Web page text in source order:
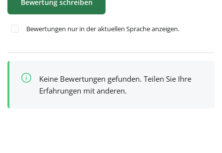
Bewertung schreiben
Bewertungen nur in der aktuellen Sprache anzeigen.
Keine Bewertungen gefunden. Teilen Sie Ihre
Erfahrungen mit anderen.